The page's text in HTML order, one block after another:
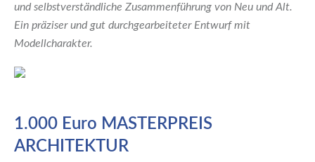
und selbstverständliche Zusammenführung von Neu und Alt.
Ein präziser und gut durchgearbeiteter Entwurf mit
Modellcharakter.
1.000 Euro MASTERPREIS
ARCHITEKTUR